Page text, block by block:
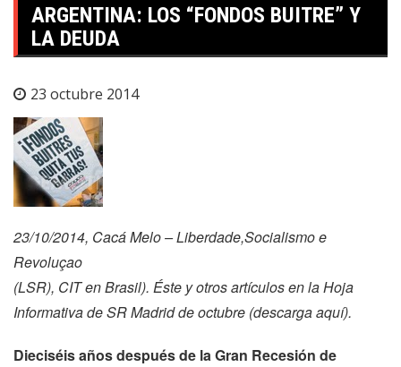
ARGENTINA: LOS “FONDOS BUITRE” Y
LA DEUDA
23 octubre 2014
23/10/2014, Cacá Melo – Liberdade,Socialismo e
Revoluçao
(LSR), CIT en Brasil). Éste y otros artículos en la Hoja
Informativa de SR Madrid de octubre (descargaaquí).
Dieciséis años después de la Gran Recesión de